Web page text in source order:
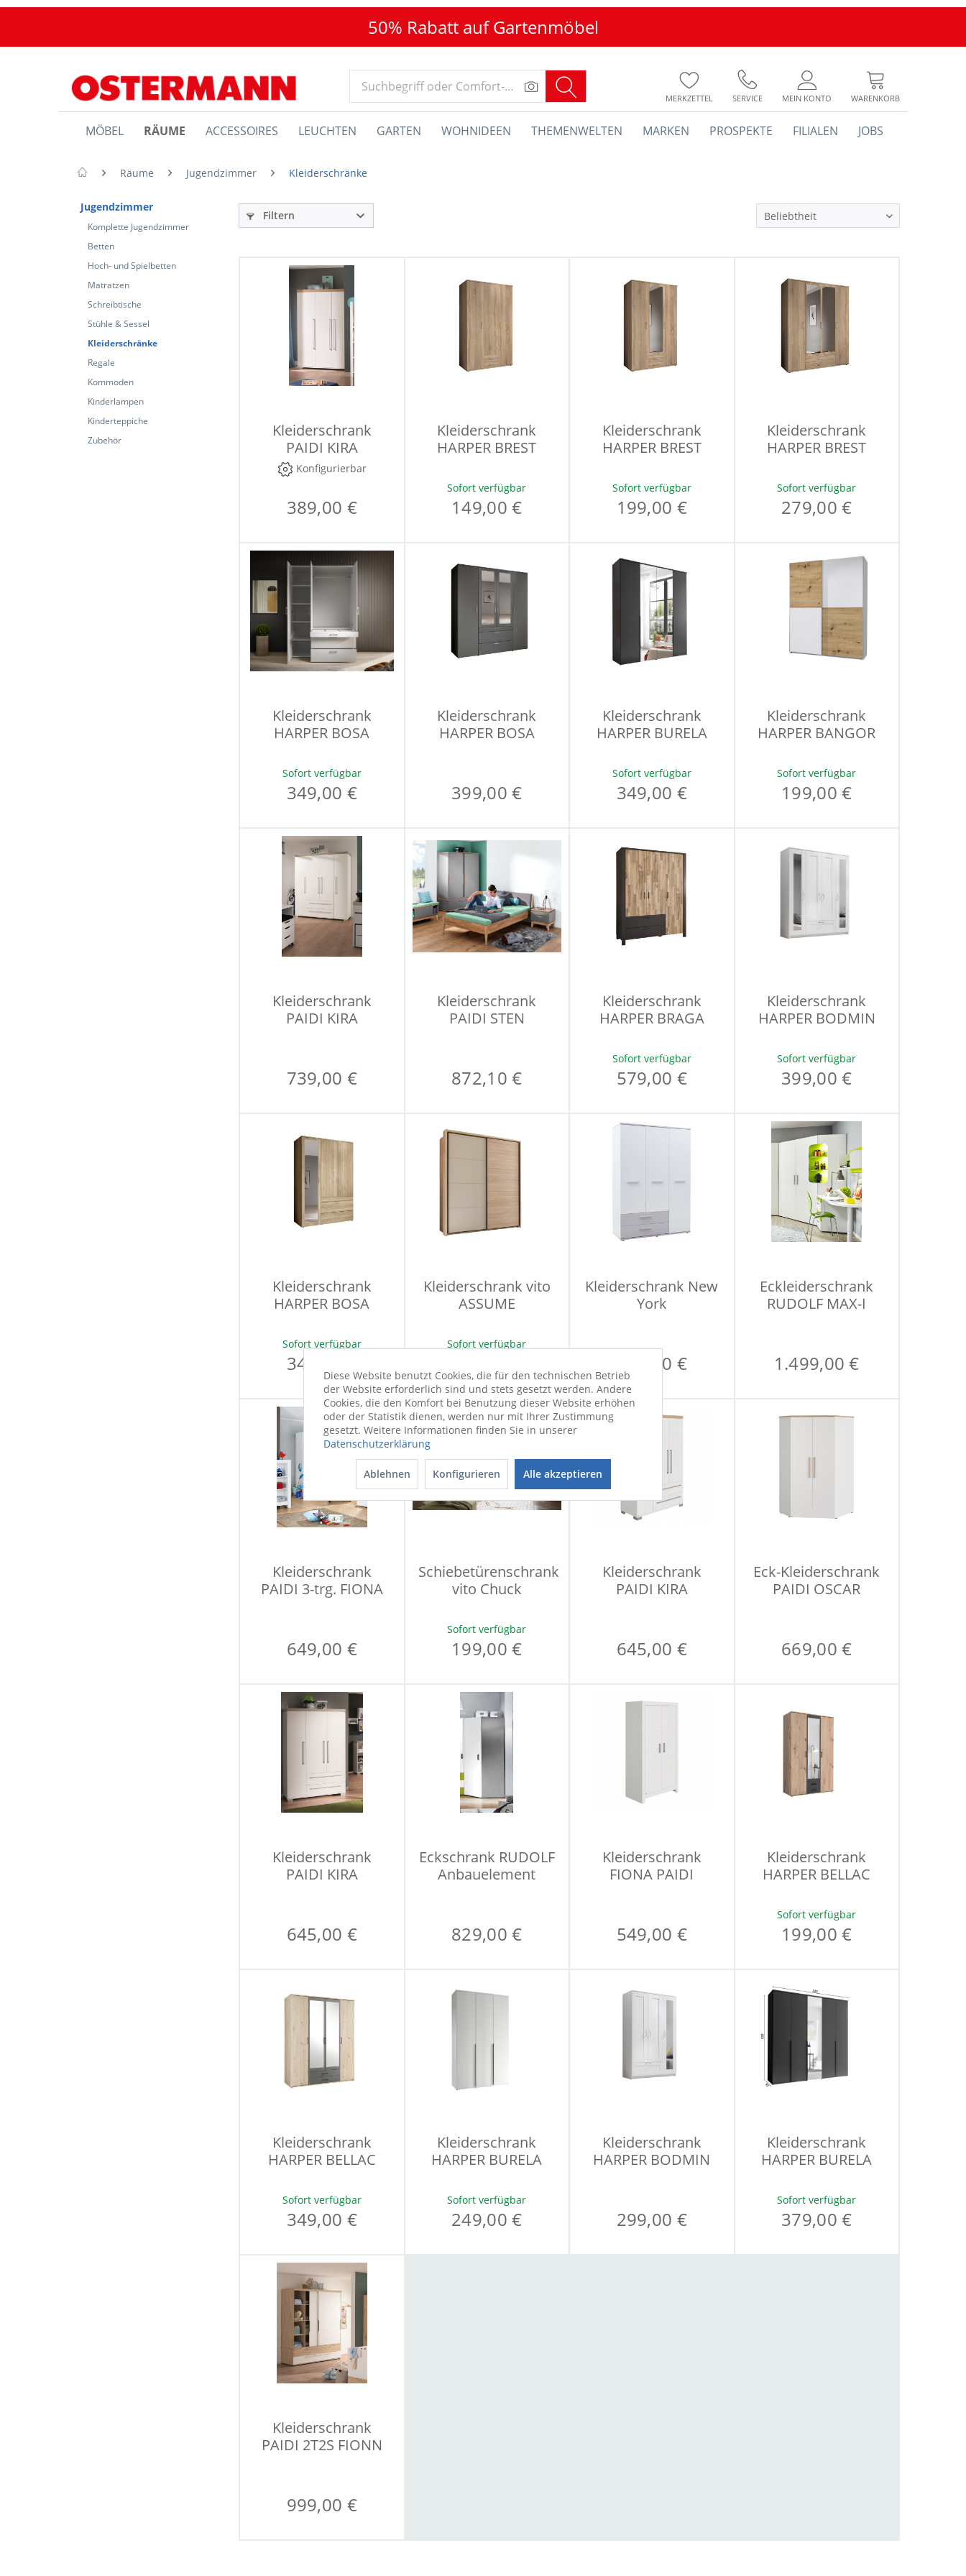
50% Rabatt auf Gartenmöbel
MERKZETTEL SERVICE MEIN KONTO WARENKORB
MÖBEL RÄUME ACCESSOIRES LEUCHTEN GARTEN WOHNIDEEN THEMENWELTEN MARKEN PROSPEKTE FILIALEN JOBS
Räume Jugendzimmer Kleiderschränke
Jugendzimmer
Komplette Jugendzimmer
Betten
Hoch- und Spielbetten
Matratzen
Schreibtische
Stühle & Sessel
Kleiderschränke
Regale
Kommoden
Kinderlampen
Kinderteppiche
Zubehör
Filtern
Kleiderschrank
PAIDI KIRA
Konfigurierbar
389,00 €
Kleiderschrank
HARPER BREST
Sofort verfügbar
149,00 €
Kleiderschrank
HARPER BREST
Sofort verfügbar
199,00 €
Kleiderschrank
HARPER BREST
Sofort verfügbar
279,00 €
Kleiderschrank
HARPER BOSA
Sofort verfügbar
349,00 €
Kleiderschrank
HARPER BOSA
399,00 €
Kleiderschrank
HARPER BURELA
Sofort verfügbar
349,00 €
Kleiderschrank
HARPER BANGOR
Sofort verfügbar
199,00 €
Kleiderschrank
PAIDI KIRA
739,00 €
Kleiderschrank
PAIDI STEN
872,10 €
Kleiderschrank
HARPER BRAGA
Sofort verfügbar
579,00 €
Kleiderschrank
HARPER BODMIN
Sofort verfügbar
399,00 €
Kleiderschrank
HARPER BOSA
Sofort verfügbar
349,00 €
Kleiderschrank vito
ASSUME
Sofort verfügbar
Kleiderschrank New
York
899,00 €
Eckleiderschrank
RUDOLF MAX-I
1.499,00 €
Kleiderschrank
PAIDI 3-trg. FIONA
649,00 €
Schiebetürenschrank
vito Chuck
Sofort verfügbar
199,00 €
Kleiderschrank
PAIDI KIRA
645,00 €
Eck-Kleiderschrank
PAIDI OSCAR
669,00 €
Kleiderschrank
PAIDI KIRA
645,00 €
Eckschrank RUDOLF
Anbauelement
829,00 €
Kleiderschrank
FIONA PAIDI
549,00 €
Kleiderschrank
HARPER BELLAC
Sofort verfügbar
199,00 €
Kleiderschrank
HARPER BELLAC
Sofort verfügbar
349,00 €
Kleiderschrank
HARPER BURELA
Sofort verfügbar
249,00 €
Kleiderschrank
HARPER BODMIN
299,00 €
Kleiderschrank
HARPER BURELA
Sofort verfügbar
379,00 €
Kleiderschrank
PAIDI 2T2S FIONN
999,00 €
Diese Website benutzt Cookies, die für den technischen Betrieb
der Website erforderlich sind und stets gesetzt werden. Andere
Cookies, die den Komfort bei Benutzung dieser Website erhöhen
oder der Statistik dienen, werden nur mit Ihrer Zustimmung
gesetzt. Weitere Informationen finden Sie in unserer
Datenschutzerklärung
Ablehnen Konfigurieren Alle akzeptieren